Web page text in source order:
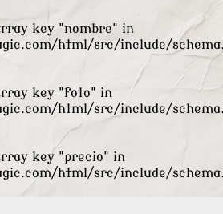
key "nombre" in
html/src/include/
key "foto" in
html/src/include/
key "precio" in
html/src/include/